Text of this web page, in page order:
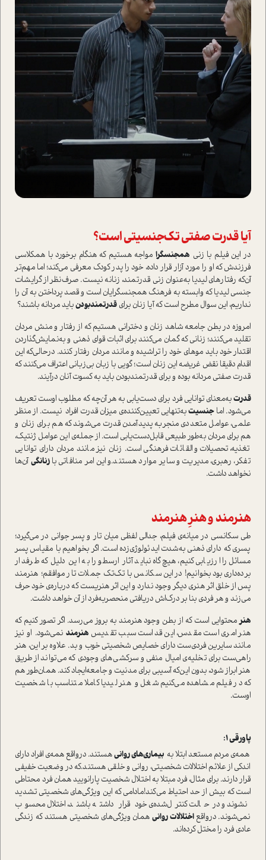
آیا قدرت صفتی تک‌جنسیتی ا‌ست؟
در این فیلم با زنی همجنسگرامواجه هستیم که هنگام برخورد با همکلاسی
فرزندش که او را مورد آزار قرار داده، خود را پدر کودک معرفی می‌کند؛ اما مهم‌تر
آن‌که رفتار‌های لیدیا به‌عنوان زنی قدرتمند، زنانه نیست. صرف‌نظر از گرایشات
جنسی لیدیا که وابسته به فرهنگ همجنسگرایان ا‌ست و قصد پرداختن به آن را
نداریم، این سوال مطرح ا‌ست که آیا زنان برای قدرتمند‌بودنباید مردانه باشند؟
امروزه در بطن جامعه شاهد زنان و دخترانی هستیم که از رفتار و منش مردان
تقلید می‌کنند؛ زنانی که گمان می‌کنند برای اثبات قوای ذهنی و به‌نمایش‌گذاردن
اقتدار خود باید موهای خود را تراشیده و مانند مردان رفتار کنند. در‌حالی‌که این
اقدام دقیقا نقض غریضه این زنان ا‌ست؛ گویی با زبان بی‌زبانی اعتراف می‌کنند که
قدرت صفتی مردانه بوده و برای قدرتمند‌بودن باید به کسوت آنان درآیند.
قدرتبه‌معنای توانایی فرد برای دست‌یابی به هر آن‌چه که مطلوب اوست تعریف
می‌شود. اماجنسیتبه‌تنهایی تعیین‌کننده‌ی میزان قدرت افراد نیست. از منظر
علمی، عوامل متعددی منجر‌به پدید‌آمدن قدرت می‌شوند که هم برای زنان و
هم برای مردان به‌طور طبیعی قابل‌دست‌یابی ا‌ست. از جمله‌ی این عوامل ژنتیک،
تغذیه، تحصیلات و القائات فرهنگی ا‌ست. زنان نیز مانند مردان دارای توانایی
تفکر، رهبری، مدیریت و سایر موارد هستند‌.و این امر منافاتی بازنانگیآن‌ها
نخواهد داشت.
هنرمند و هنرِ هنرمند
طی سکانسی در میانه‌ی فیلم، جدالی لفظی میان تار و پسر جوانی در می‌گیرد؛
پسری که دارای ذهنی به‌شدت ایدئولوژی‌زده ا‌ست. اگر بخواهیم با مقیاس پسر
مسائل را ارزیابی کنیم، هیچ‌گاه نباید آثار ارسطو را به این دلیل که طرفدار
برده‌داری بود بخوانیم! در این سکانس با تک‌تک جملات تار موافقم؛ هنرمند
پس از خلق اثر هنری دیگر وجود ندارد و این اثر هنریست که درباره‌ی خود حرف
می‌زند و هر فردی بنا بر درک‌اش دریافتی منحصر‌به‌فرد از آن خواهد داشت.
هنرمحتوایی ا‌ست که از بطن وجود هنرمند به بروز می‌رسد. اگر تصور کنیم که
هنر امری ا‌ست مقدس، این قدا‌ست سبب تقدیس هنرمندنمی‌شود. او نیز
مانند سایرین فردی‌ست دارای خصایص شخصیتی خوب و بد. علاوه بر این، هنر
راهی‌ست برای تخلیه‌ی امیال منفی و سرکشی‌های وجودی که می‌تواند از طریق
هنر ابراز شود، بدون این‌که آسیبی برای مدنیت و جامعه‌ایجاد کند. همان‌طور هم
که در فیلم مشاهده می‌کنیم شغل و هنر لیدیا کاملا متناسب با شخصیت
اوست.
پاورقی 1:
همه‌ی مردم مستعد ابتلا به بیماری‌های روانیهستند‌. در‌واقع همه‌ی افراد دارای
اندکی از علائم اختلالات شخصیتی، روانی و خلقی هستند‌.که در وضعیت خفیفی
قرار دارند. برای مثال، فرد مبتلا به اختلال شخصیت پارانویید همان فرد محتاطی
ا‌ست که بیش از حد احتیاط می‌کند!مادامی که این ویژگی‌های شخصیتی تشدید
نشوند و در‌حالت کنترل‌شده‌ی خود قرار داشته باشند، اختلال محسوب
نمی‌شوند. در‌واقع اختلالات روانیهمان ویژگی‌های شخصیتی هستند‌ که زندگی
عادی فرد را مختل کرده‌اند.